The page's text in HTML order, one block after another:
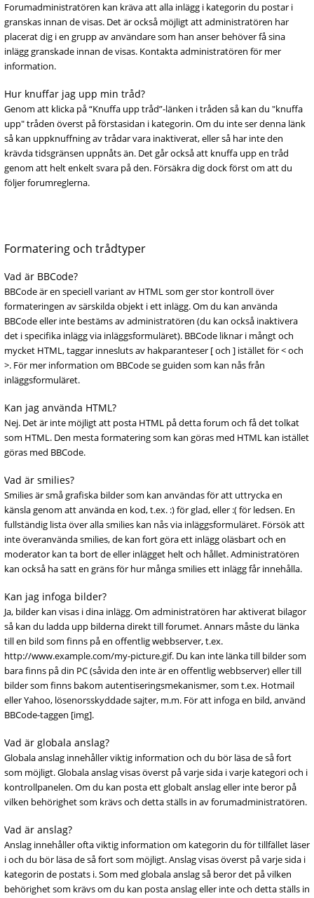
Forumadministratören kan kräva att alla inlägg i kategorin du postar i
granskas innan de visas. Det är också möjligt att administratören har
placerat dig i en grupp av användare som han anser behöver få sina
inlägg granskade innan de visas. Kontakta administratören för mer
information.
Hur knuffar jag upp min tråd?
Genom att klicka på “Knuffa upp tråd”-länken i tråden så kan du "knuffa
upp" tråden överst på förstasidan i kategorin. Om du inte ser denna länk
så kan uppknuffning av trådar vara inaktiverat, eller så har inte den
krävda tidsgränsen uppnåts än. Det går också att knuffa upp en tråd
genom att helt enkelt svara på den. Försäkra dig dock först om att du
följer forumreglerna.
Formatering och trådtyper
Vad är BBCode?
BBCode är en speciell variant av HTML som ger stor kontroll över
formateringen av särskilda objekt i ett inlägg. Om du kan använda
BBCode eller inte bestäms av administratören (du kan också inaktivera
det i specifika inlägg via inläggsformuläret). BBCode liknar i mångt och
mycket HTML, taggar innesluts av hakparanteser [ och ] istället för < och
>. För mer information om BBCode se guiden som kan nås från
inläggsformuläret.
Kan jag använda HTML?
Nej. Det är inte möjligt att posta HTML på detta forum och få det tolkat
som HTML. Den mesta formatering som kan göras med HTML kan istället
göras med BBCode.
Vad är smilies?
Smilies är små grafiska bilder som kan användas för att uttrycka en
känsla genom att använda en kod, t.ex. :) för glad, eller :( för ledsen. En
fullständig lista över alla smilies kan nås via inläggsformuläret. Försök att
inte överanvända smilies, de kan fort göra ett inlägg oläsbart och en
moderator kan ta bort de eller inlägget helt och hållet. Administratören
kan också ha satt en gräns för hur många smilies ett inlägg får innehålla.
Kan jag infoga bilder?
Ja, bilder kan visas i dina inlägg. Om administratören har aktiverat bilagor
så kan du ladda upp bilderna direkt till forumet. Annars måste du länka
till en bild som finns på en offentlig webbserver, t.ex.
http://www.example.com/my-picture.gif. Du kan inte länka till bilder som
bara finns på din PC (såvida den inte är en offentlig webbserver) eller till
bilder som finns bakom autentiseringsmekanismer, som t.ex. Hotmail
eller Yahoo, lösenorsskyddade sajter, m.m. För att infoga en bild, använd
BBCode-taggen [img].
Vad är globala anslag?
Globala anslag innehåller viktig information och du bör läsa de så fort
som möjligt. Globala anslag visas överst på varje sida i varje kategori och i
kontrollpanelen. Om du kan posta ett globalt anslag eller inte beror på
vilken behörighet som krävs och detta ställs in av forumadministratören.
Vad är anslag?
Anslag innehåller ofta viktig information om kategorin du för tillfället läser
i och du bör läsa de så fort som möjligt. Anslag visas överst på varje sida i
kategorin de postats i. Som med globala anslag så beror det på vilken
behörighet som krävs om du kan posta anslag eller inte och detta ställs in